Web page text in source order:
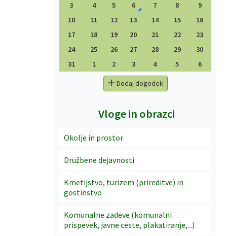
3
4 5 6 7 8
9
10
11 12 13 14 15
16
17
18 19 20 21 22
23
24
25 26 27 28 29
30
31
1 2 3 4 5 6
Dodaj dogodek
Vloge in obrazci
Okolje in prostor
Družbene dejavnosti
Kmetijstvo, turizem (prireditve) in
gostinstvo
Komunalne zadeve (komunalni
prispevek, javne ceste, plakatiranje,...)